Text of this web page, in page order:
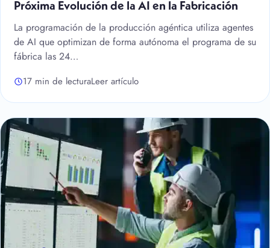
Próxima Evolución de la AI en la Fabricación
La programación de la producción agéntica utiliza agentes
de AI que optimizan de forma autónoma el programa de su
fábrica las 24…
17 min de lecturaLeer artículo